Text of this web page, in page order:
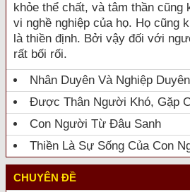
khỏe thể chất, và tâm thần cũng
vi nghề nghiệp của họ. Họ cũng
là thiền định. Bởi vậy đối với
rất bối rối.
Nhân Duyên Và Nghiệp Duyên
Được Thân Người Khó, Gặp
Con Người Từ Đâu Sanh
Thiền Là Sự Sống Của Con
CHUYÊN ĐỀ